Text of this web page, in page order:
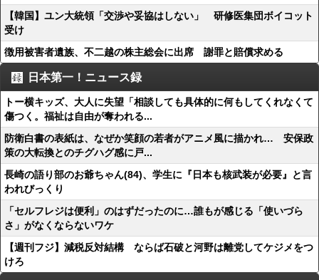
【韓国】ユン大統領「交渉や妥協はしない」 研修医集団ボイコット
受け
徴用被害者遺族、不二越の株主総会に出席 謝罪と賠償求める
日本第一！ニュース録
トー横キッズ、大人に失望「相談しても具体的に何もしてくれなくて
傷つく。福祉は自由が奪われる...
防衛白書の表紙は、なぜか笑顔の若者がアニメ風に描かれ… 安保政
策の大転換とのチグハグ感に戸...
長崎の語り部のお爺ちゃん(84)、学生に『日本も核武装が必要』と言
われびっくり
「セルフレジは便利」のはずだったのに…誰もが感じる「使いづら
さ」がなくならないワケ
【週刊フジ】減税反対結構 ならば石破と河野は離党してケジメをつ
けろ